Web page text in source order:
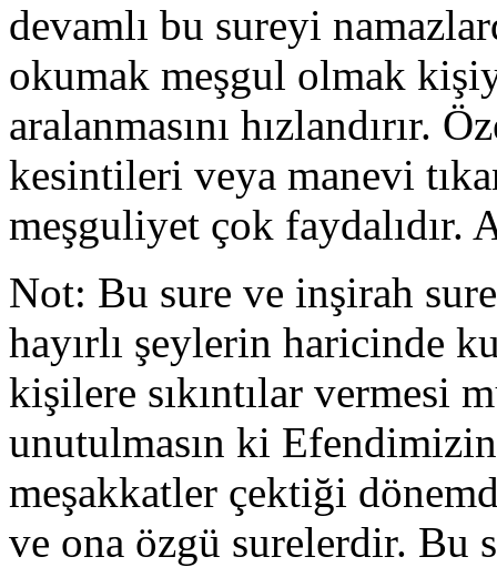
devamlı bu sureyi
okumak meşgul olmak
aralanmasını hızlandırır.
kesintileri veya manevi
meşguliyet çok faydalıdır.
Not: Bu sure ve inşirah
hayırlı şeylerin haricinde
kişilere sıkıntılar vermesi
unutulmasın ki Efendimizin
meşakkatler çektiği
ve ona özgü surelerdir. Bu